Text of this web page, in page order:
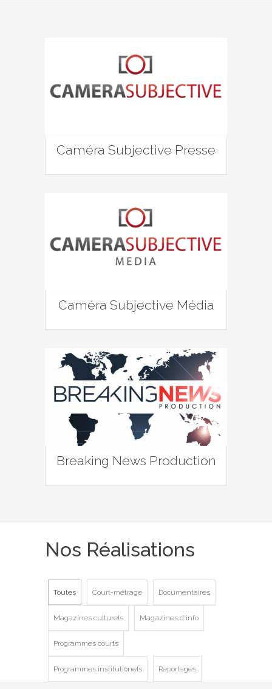
Caméra Subjective Presse
Caméra Subjective Média
Breaking News Production
Nos Réalisations
Toutes Court-métrage Documentaires
Magazines culturels Magazines d'info
Programmes courts
Programmes institutionels Reportages